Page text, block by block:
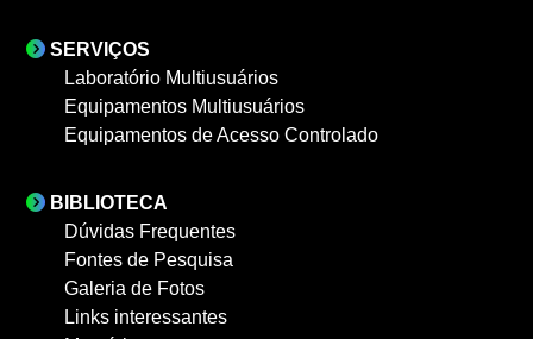
SERVIÇOS
Laboratório Multiusuários
Equipamentos Multiusuários
Equipamentos de Acesso Controlado
BIBLIOTECA
Dúvidas Frequentes
Fontes de Pesquisa
Galeria de Fotos
Links interessantes